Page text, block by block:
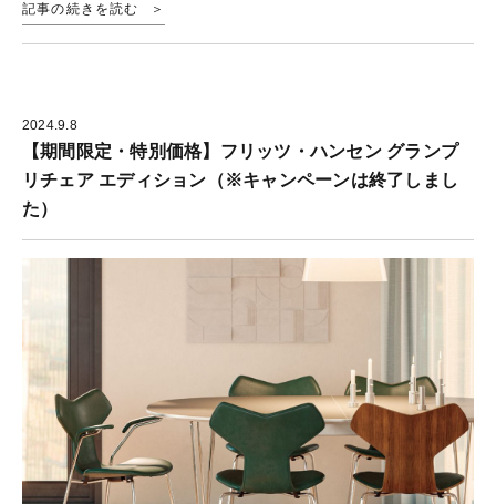
記事の続きを読む
2024.9.8
【期間限定・特別価格】フリッツ・ハンセン グランプ
リチェア エディション（※キャンペーンは終了しまし
た）